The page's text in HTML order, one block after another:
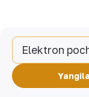
Elektron